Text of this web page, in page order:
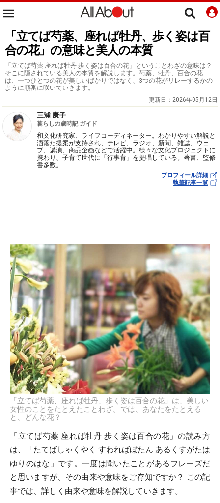
「立てば芍薬、座れば牡丹、歩く姿は百
合の花」の意味と美人の本質
「立てば芍薬 座れば牡丹 歩く姿は百合の花」ということわざの意味は？
そこに隠されている美人の本質を解説します。芍薬、牡丹、百合の花
は、一つひとつの花が美しいばかりではなく、3つの花がリレーするかの
ように順番に咲いていきます。
更新日： 2026年05月12日
三浦 康子
暮らしの歳時記 ガイド
和文化研究家、ライフコーディネーター。わかりやすい解説と
洒落た提案が支持され、テレビ、ラジオ、新聞、雑誌、ウェ
ブ、講演、商品企画などで活躍中。様々な文化プロジェクトに
携わり、子育て世代に「行事育」を提唱している。著書、監修
書多数。
プロフィール詳細
執筆記事一覧
「立てば芍薬、座れば牡丹、歩く姿は百合の花」は、美しい
女性のことをたとえたことわざ。では、あなたをたとえる
と、どんな花？
「立てば芍薬 座れば牡丹 歩く姿は百合の花」の読み方
は、「たてばしゃくやく すわればぼたん あるくすがたは
ゆりのはな」です。一度は聞いたことがあるフレーズだ
と思いますが、その由来や意味をご存知ですか？ この記
事では、詳しく由来や意味を解説していきます。